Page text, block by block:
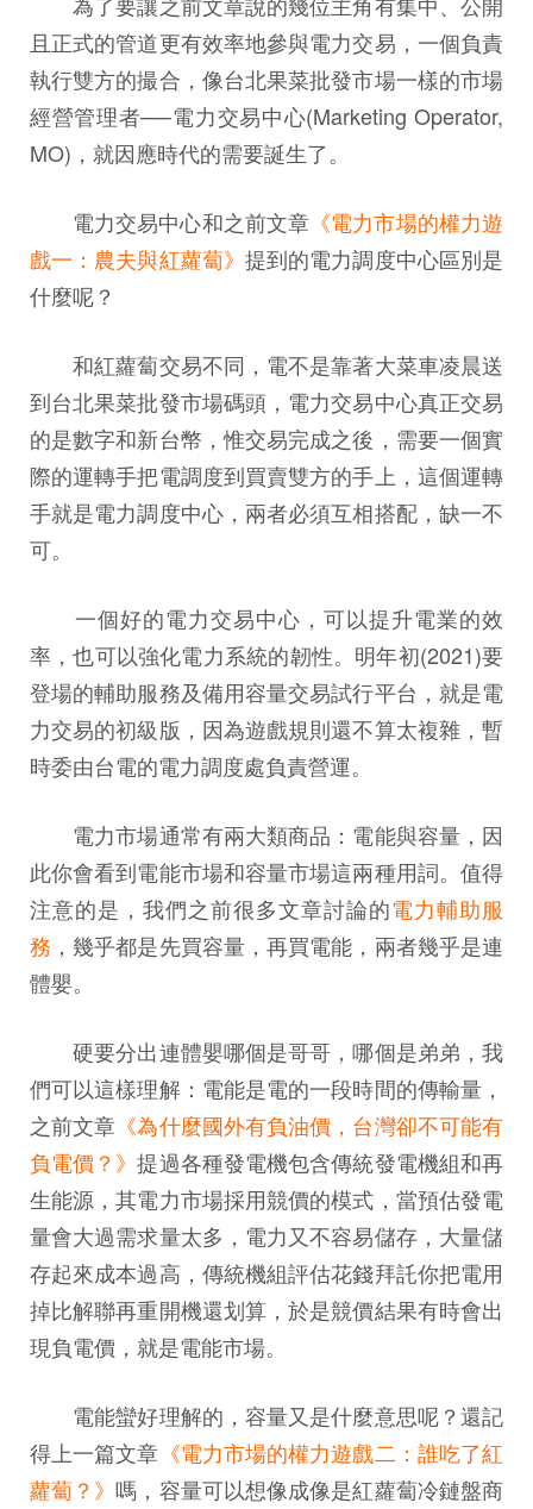
且正式的管道更有效率地參與電力交易，一個負責
執行雙方的撮合，像台北果菜批發市場一樣的市場
經營管理者──電力交易中心(Marketing Operator,
MO)，就因應時代的需要誕生了。
電力交易中心和之前文章 《電力市場的權力遊
戲一：農夫與紅蘿蔔》 提到的電力調度中心區別是
什麼呢？
和紅蘿蔔交易不同，電不是靠著大菜車凌晨送
到台北果菜批發市場碼頭，電力交易中心真正交易
的是數字和新台幣，惟交易完成之後，需要一個實
際的運轉手把電調度到買賣雙方的手上，這個運轉
手就是電力調度中心，兩者必須互相搭配，缺一不
可。
一個好的電力交易中心，可以提升電業的效
率，也可以強化電力系統的韌性。明年初(2021)要
登場的輔助服務及備用容量交易試行平台，就是電
力交易的初級版，因為遊戲規則還不算太複雜，暫
時委由台電的電力調度處負責營運。
電力市場通常有兩大類商品：電能與容量，因
此你會看到電能市場和容量市場這兩種用詞。值得
注意的是，我們之前很多文章討論的電力輔助服
務 ，幾乎都是先買容量，再買電能，兩者幾乎是連
體嬰。
硬要分出連體嬰哪個是哥哥，哪個是弟弟，我
們可以這樣理解：電能是電的一段時間的傳輸量，
之前文章 《為什麼國外有負油價，台灣卻不可能有
負電價？》提過各種發電機包含傳統發電機組和再
生能源，其電力市場採用競價的模式，當預估發電
量會大過需求量太多，電力又不容易儲存，大量儲
存起來成本過高，傳統機組評估花錢拜託你把電用
掉比解聯再重開機還划算，於是競價結果有時會出
現負電價，就是電能市場。
電能蠻好理解的，容量又是什麼意思呢？還記
得上一篇文章 《電力市場的權力遊戲二：誰吃了紅
蘿蔔？》嗎，容量可以想像成像是紅蘿蔔冷鏈盤商